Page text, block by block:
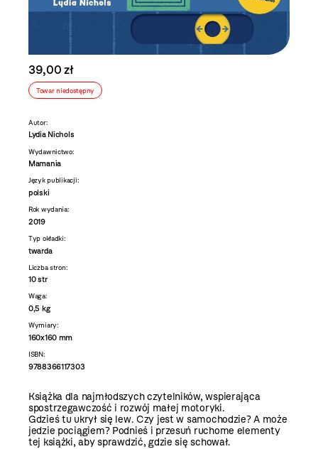
39,00 zł
Towar niedostępny
Autor:
Lydia Nichols
Wydawnictwo:
Mamania
Język publikacji:
polski
Rok wydania:
2019
Typ okładki:
twarda
Liczba stron:
10 str
Waga:
0,5 kg
Wymiary:
160x160 mm
ISBN:
9788366117303
Książka dla najmłodszych czytelników, wspierająca
spostrzegawczość i rozwój małej motoryki.
Gdzieś tu ukrył się lew. Czy jest w samochodzie? A może
jedzie pociągiem? Podnieś i przesuń ruchome elementy
tej książki, aby sprawdzić, gdzie się schował.